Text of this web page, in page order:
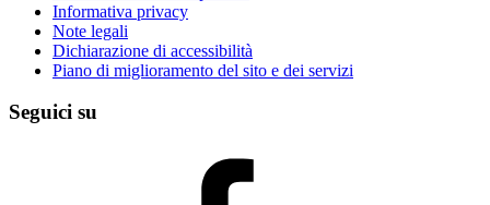
Informativa privacy
Note legali
Dichiarazione di accessibilità
Piano di miglioramento del sito e dei servizi
Seguici su